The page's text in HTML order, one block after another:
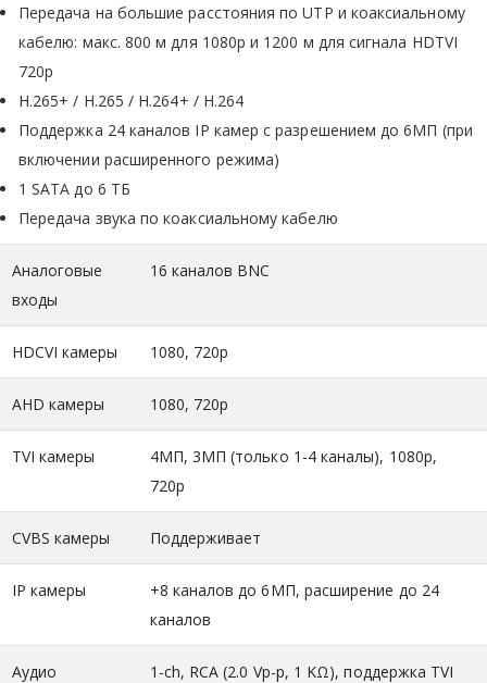
Передача на большие расстояния по UTP и коаксиальному
кабелю: макс. 800 м для 1080p и 1200 м для сигнала HDTVI
720p
H.265+ / H.265 / H.264+ / H.264
Поддержка 24 каналов IP камер с разрешением до 6МП (при
включении расширенного режима)
1 SATA до 6 ТБ
Передача звука по коаксиальному кабелю
Аналоговые
входы
16 каналов BNC
HDCVI камеры 1080, 720p
AHD камеры 1080, 720p
TVI камеры
4МП, 3МП (только 1-4 каналы), 1080p,
720p
CVBS камеры Поддерживает
IP камеры
+8 каналов до 6МП, расширение до 24
каналов
Аудио
1-ch, RCA (2.0 Vp-p, 1 KΩ), поддержка TVI